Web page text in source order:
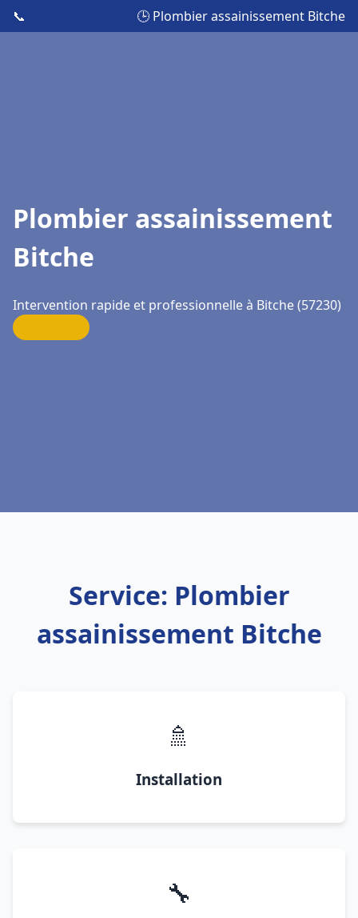
📞 🕒 Plombier assainissement Bitche
Plombier assainissement
Bitche
Intervention rapide et professionnelle à Bitche (57230)
Service: Plombier
assainissement Bitche
🚿
Installation
🔧